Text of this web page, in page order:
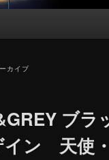
カイブ
ブラ
イン 天使